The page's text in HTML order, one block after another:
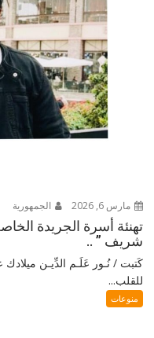
مارس 6, 2026 الجمهورية
تهنئة أسرة الجريدة
شريف ” ..
كَتبت / نُـور عَلَـم الدِّيـن
للقلب...
منوعات